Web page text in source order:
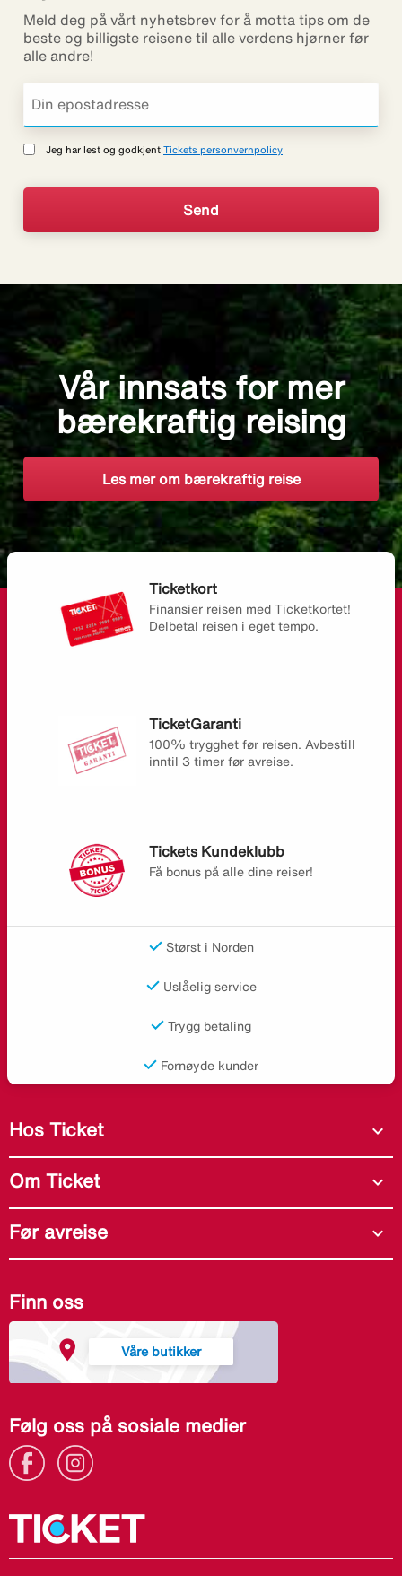
Meld deg på vårt nyhetsbrev for å motta tips om de
beste og billigste reisene til alle verdens hjørner før
alle andre!
Jeg har lest og godkjent Tickets personvernpolicy
Vår innsats for mer
bærekraftig reising
Les mer om bærekraftig reise
Ticketkort
Finansier reisen med Ticketkortet!
Delbetal reisen i eget tempo.
TicketGaranti
100% trygghet før reisen. Avbestill
inntil 3 timer før avreise.
Tickets Kundeklubb
Få bonus på alle dine reiser!
Størst i Norden
Uslåelig service
Trygg betaling
Fornøyde kunder
Hos Ticket expand_more
Om Ticket expand_more
Før avreise expand_more
Finn oss
Våre butikker
Følg oss på sosiale medier